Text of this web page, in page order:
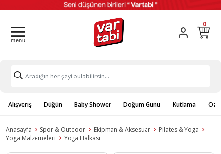
0
Alışveriş Düğün Baby Shower Doğum Günü Kutlama
Anasayfa Spor & Outdoor Ekipman & Aksesuar
Pilates & Yoga
Yoga Malzemeleri
Yoga Halkası